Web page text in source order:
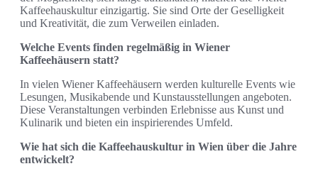
Kaffeehauskultur einzigartig. Sie sind Orte der Geselligkeit
und Kreativität, die zum Verweilen einladen.
Welche Events finden regelmäßig in Wiener
Kaffeehäusern statt?
In vielen Wiener Kaffeehäusern werden kulturelle Events wie
Lesungen, Musikabende und Kunstausstellungen angeboten.
Diese Veranstaltungen verbinden Erlebnisse aus Kunst und
Kulinarik und bieten ein inspirierendes Umfeld.
Wie hat sich die Kaffeehauskultur in Wien über die Jahre
entwickelt?